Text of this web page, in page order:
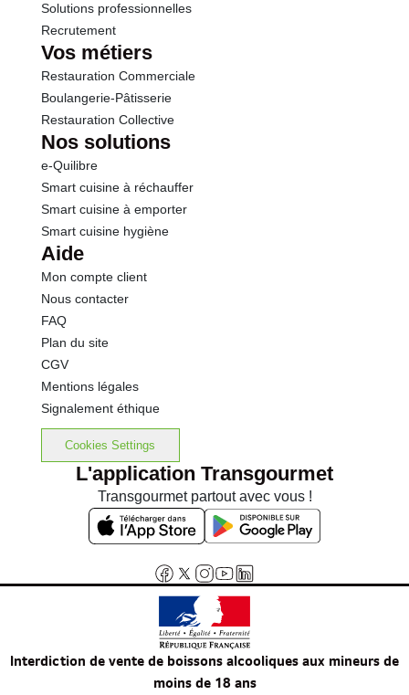
Solutions professionnelles
Recrutement
Vos métiers
Restauration Commerciale
Boulangerie-Pâtisserie
Restauration Collective
Nos solutions
e-Quilibre
Smart cuisine à réchauffer
Smart cuisine à emporter
Smart cuisine hygiène
Aide
Mon compte client
Nous contacter
FAQ
Plan du site
CGV
Mentions légales
Signalement éthique
Cookies Settings
L'application Transgourmet
Transgourmet partout avec vous !
Interdiction de vente de boissons alcooliques aux mineurs de
moins de 18 ans